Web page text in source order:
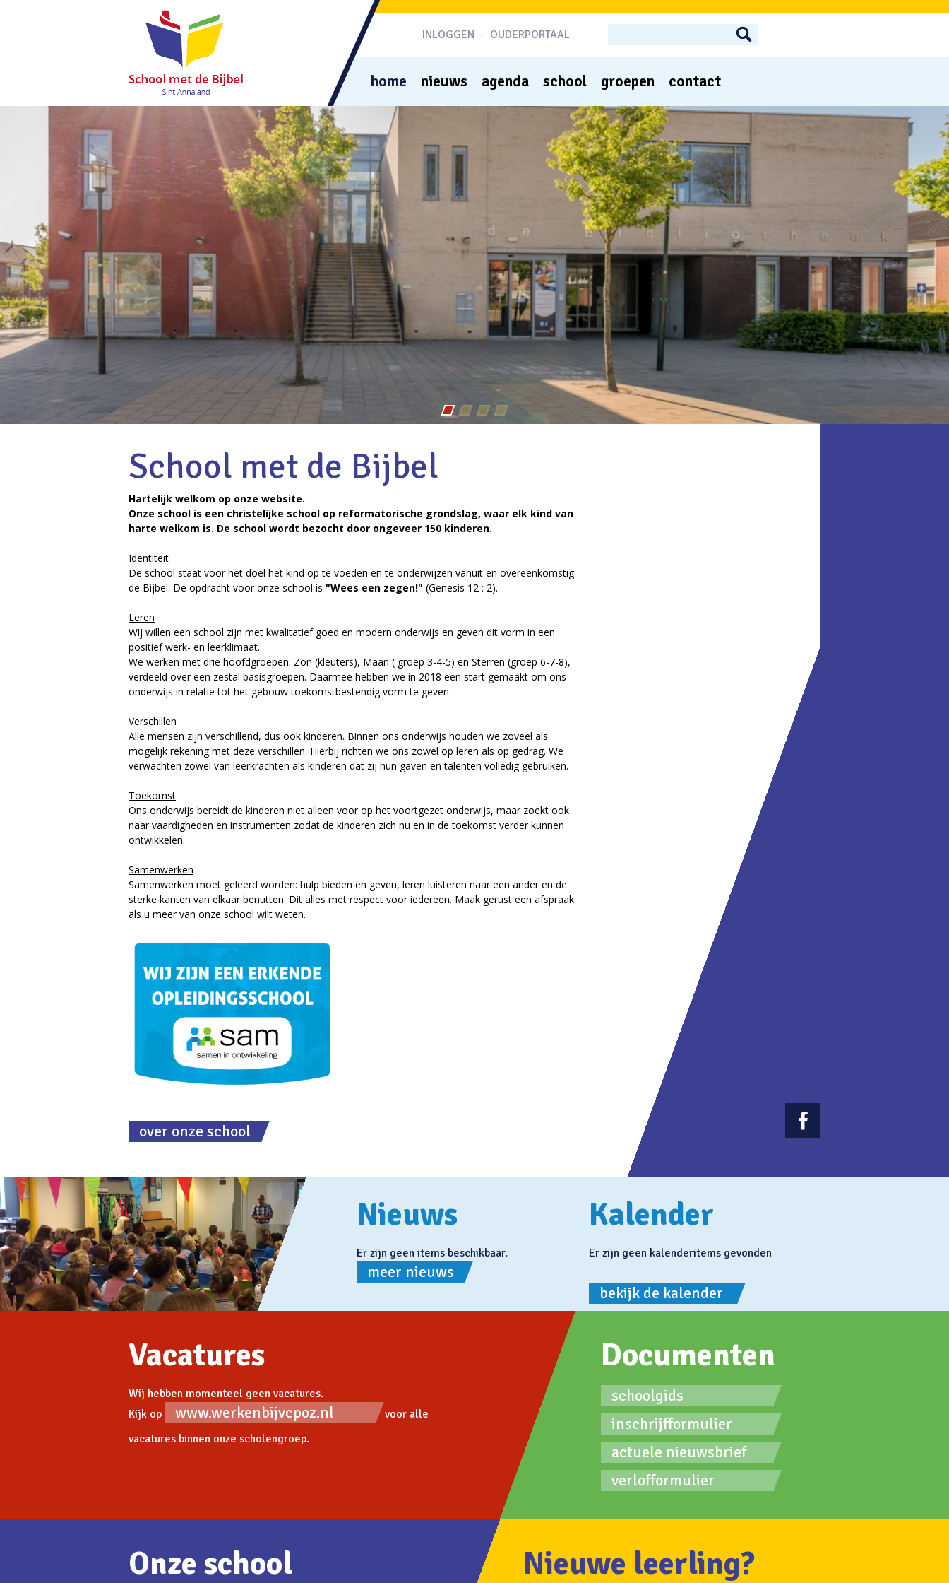
INLOGGEN - OUDERPORTAAL 
home nieuws agenda school
het team
identiteitsraad
medezeggenschapsraad
notulen mr
documenten
groepen
zon
maan
sterren
contact
School met de Bijbel
Hartelijk welkom op onze website.
Onze school is een christelijke school op reformatorische grondslag, waar elk kind van
harte welkom is. De school wordt bezocht door ongeveer 150 kinderen.
Identiteit
De school staat voor het doel het kind op te voeden en te onderwijzen vanuit en overeenkomstig
de Bijbel. De opdracht voor onze school is "Wees een zegen!" (Genesis 12 : 2).
Leren
Wij willen een school zijn met kwalitatief goed en modern onderwijs en geven dit vorm in een
positief werk- en leerklimaat.
We werken met drie hoofdgroepen: Zon (kleuters), Maan ( groep 3-4-5) en Sterren (groep 6-7-8),
verdeeld over een zestal basisgroepen. Daarmee hebben we in 2018 een start gemaakt om ons
onderwijs in relatie tot het gebouw toekomstbestendig vorm te geven.
Verschillen
Alle mensen zijn verschillend, dus ook kinderen. Binnen ons onderwijs houden we zoveel als
mogelijk rekening met deze verschillen. Hierbij richten we ons zowel op leren als op gedrag. We
verwachten zowel van leerkrachten als kinderen dat zij hun gaven en talenten volledig gebruiken.
Toekomst
Ons onderwijs bereidt de kinderen niet alleen voor op het voortgezet onderwijs, maar zoekt ook
naar vaardigheden en instrumenten zodat de kinderen zich nu en in de toekomst verder kunnen
ontwikkelen.
Samenwerken
Samenwerken moet geleerd worden: hulp bieden en geven, leren luisteren naar een ander en de
sterke kanten van elkaar benutten. Dit alles met respect voor iedereen. Maak gerust een afspraak
als u meer van onze school wilt weten.
over onze school 
Nieuws
Er zijn geen items beschikbaar.
meer nieuws
Kalender
Er zijn geen kalenderitems gevonden
bekijk de kalender
Vacatures
Wij hebben momenteel geen vacatures.
Kijk op
www.werkenbijvcpoz.nl
voor alle
vacatures binnen onze scholengroep.
Documenten
schoolgids
inschrijfformulier
actuele nieuwsbrief
verlofformulier
Onze school Nieuwe leerling?